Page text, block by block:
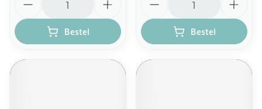
Bestel Bestel